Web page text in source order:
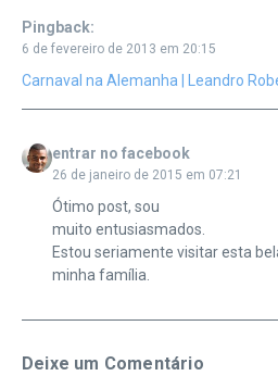
Pingback:
6 de fevereiro de 2013 em 20:15
Carnaval na Alemanha | Leandro
entrar no facebook
26 de janeiro de 2015 em 07:21
Ótimo post, sou
muito entusiasmados.
Estou seriamente visitar esta
minha família.
Deixe um Comentário